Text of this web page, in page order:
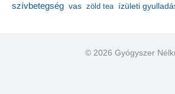
szívbetegség vas zöld tea ízületi
© 2026 Gyógyszer